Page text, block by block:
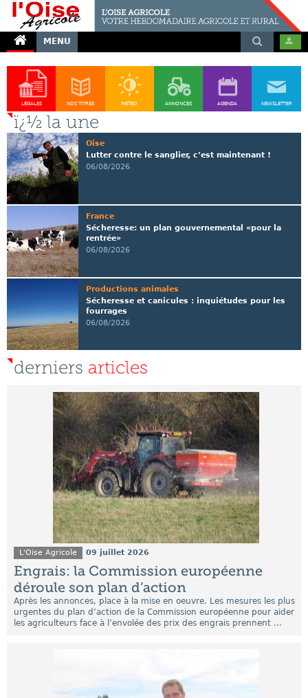
MENU
LÉGALES NOS TITRES MÉTÉO ANNONCES AGENDA NEWSLETTER
ï¿½ la une
Oise
Lutter contre le sanglier, c’est maintenant !
06/08/2026
France
Sécheresse: un plan gouvernemental «pour la
rentrée»
06/08/2026
Productions animales
Sécheresse et canicules : inquiétudes pour les
fourrages
06/08/2026
derniers articles
L'Oise Agricole 09 juillet 2026
Engrais: la Commission européenne
déroule son plan d’action
Après les annonces, place à la mise en oeuvre. Les mesures les plus
urgentes du plan d’action de la Commission européenne pour aider
les agriculteurs face à l’envolée des prix des engrais prennent ...